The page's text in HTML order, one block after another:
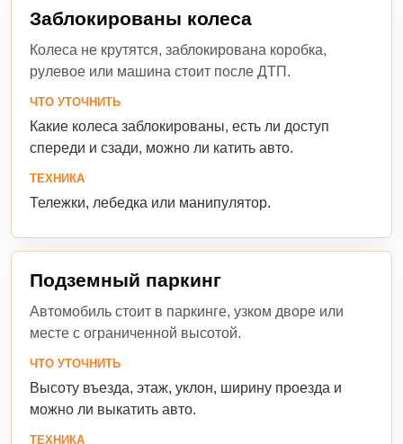
Заблокированы колеса
Колеса не крутятся, заблокирована коробка,
рулевое или машина стоит после ДТП.
ЧТО УТОЧНИТЬ
Какие колеса заблокированы, есть ли доступ
спереди и сзади, можно ли катить авто.
ТЕХНИКА
Тележки, лебедка или манипулятор.
Подземный паркинг
Автомобиль стоит в паркинге, узком дворе или
месте с ограниченной высотой.
ЧТО УТОЧНИТЬ
Высоту въезда, этаж, уклон, ширину проезда и
можно ли выкатить авто.
ТЕХНИКА